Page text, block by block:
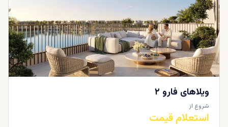
ویلاهای فارو ۲
شروع از
استعلام قیمت